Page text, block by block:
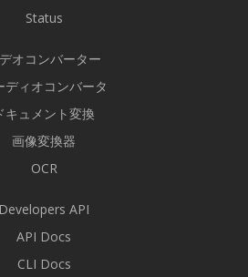
Status
オコンバーター
ディオコンバータ
キュメント変換
画像変換器
OCR
Developers API
API Docs
CLI Docs